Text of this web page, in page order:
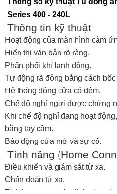
Thông số kỹ thuật Tủ đông
Series 400 - 240L
Thông tin kỹ thuật
Hoạt động của màn hình cảm
Hiển thị văn bản rõ ràng.
Phân phối khí lạnh động.
Tự động rã đông bằng cách
Hệ thống đóng cửa có đệm.
Chế độ nghỉ ngơi được chứng
Khi chế độ nghỉ đang hoạt
bằng tay cầm.
Báo động cửa mở và sự cố.
Tính năng (Home
Điều khiển và giám sát từ xa.
Chẩn đoán từ xa.
Tích hợp mạng gia đình cho các